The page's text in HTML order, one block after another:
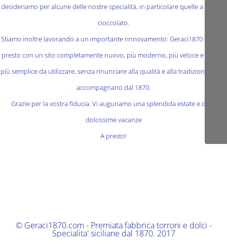
desideriamo per alcune delle nostre specialità, in particolare quelle a base di
cioccolato.
Stiamo inoltre lavorando a un importante rinnovamento: Geraci1870 tornerà
presto con un sito completamente nuovo, più moderno, più veloce e ancora
più semplice da utilizzare, senza rinunciare alla qualità e alla tradizione che ci
accompagnano dal 1870.
Grazie per la vostra fiducia. Vi auguriamo una splendida estate e delle
dolcissime vacanze
A presto!
© Geraci1870.com - Premiata fabbrica torroni e dolci -
Specialita' siciliane dal 1870. 2017